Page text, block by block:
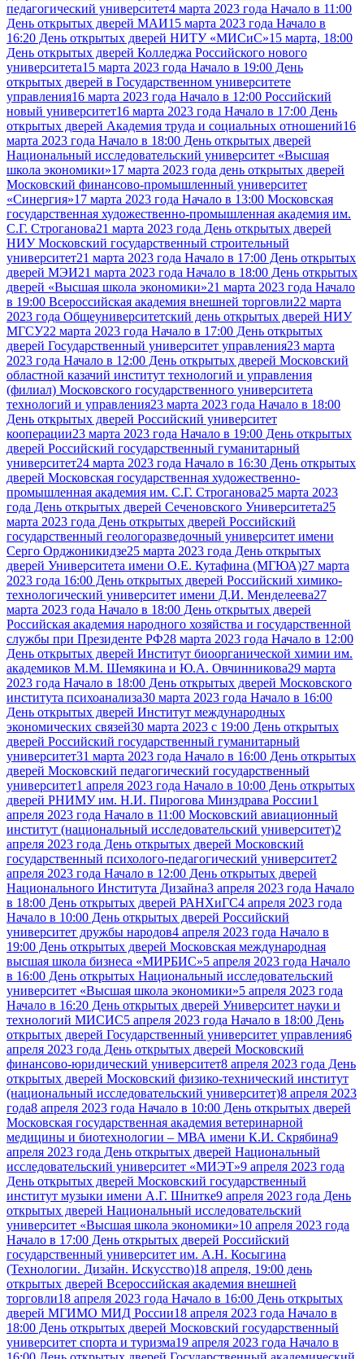
педагогический университет4 марта 2023 года Начало в 11:00
День открытых дверей МАИ15 марта 2023 года Начало в
16:20 День открытых дверей НИТУ «МИСиС»15 марта, 18:00
День открытых дверей Колледжа Российского нового
университета15 марта 2023 года Начало в 19:00 День
открытых дверей в Государственном университете
управления16 марта 2023 года Начало в 12:00 Российский
новый университет16 марта 2023 года Начало в 17:00 День
открытых дверей Академия труда и социальных отношений16
марта 2023 года Начало в 18:00 День открытых дверей
Национальный исследовательский университет «Высшая
школа экономики»17 марта 2023 года день открытых дверей
Московский финансово-промышленный университет
«Синергия»17 марта 2023 года Начало в 13:00 Московская
государственная художественно-промышленная академия им.
С.Г. Строганова21 марта 2023 года День открытых дверей
НИУ Московский государственный строительный
университет21 марта 2023 года Начало в 17:00 День открытых
дверей МЭИ21 марта 2023 года Начало в 18:00 День открытых
дверей «Высшая школа экономики»21 марта 2023 года Начало
в 19:00 Всероссийская академия внешней торговли22 марта
2023 года Общеуниверситетский день открытых дверей НИУ
МГСУ22 марта 2023 года Начало в 17:00 День открытых
дверей Государственный университет управления23 марта
2023 года Начало в 12:00 День открытых дверей Московский
областной казачий институт технологий и управления
(филиал) Московского государственного университета
технологий и управления23 марта 2023 года Начало в 18:00
День открытых дверей Российский университет
кооперации23 марта 2023 года Начало в 19:00 День открытых
дверей Российский государственный гуманитарный
университет24 марта 2023 года Начало в 16:30 День открытых
дверей Московская государственная художественно-
промышленная академия им. С.Г. Строганова25 марта 2023
года День открытых дверей Сеченовского Университета25
марта 2023 года День открытых дверей Российский
государственный геологоразведочный университет имени
Серго Орджоникидзе25 марта 2023 года День открытых
дверей Университета имени О.Е. Кутафина (МГЮА)27 марта
2023 года 16:00 День открытых дверей Российский химико-
технологический университет имени Д.И. Менделеева27
марта 2023 года Начало в 18:00 День открытых дверей
Российская академия народного хозяйства и государственной
службы при Президенте РФ28 марта 2023 года Начало в 12:00
День открытых дверей Институт биоорганической химии им.
академиков М.М. Шемякина и Ю.А. Овчинникова29 марта
2023 года Начало в 18:00 День открытых дверей Московского
института психоанализа30 марта 2023 года Начало в 16:00
День открытых дверей Институт международных
экономических связей30 марта 2023 с 19:00 День открытых
дверей Российский государственный гуманитарный
университет31 марта 2023 года Начало в 16:00 День открытых
дверей Московский педагогический государственный
университет1 апреля 2023 года Начало в 10:00 День открытых
дверей РНИМУ им. Н.И. Пирогова Минздрава России1
апреля 2023 года Начало в 11:00 Московский авиационный
институт (национальный исследовательский университет)2
апреля 2023 года День открытых дверей Московский
государственный психолого-педагогический университет2
апреля 2023 года Начало в 12:00 День открытых дверей
Национального Института Дизайна3 апреля 2023 года Начало
в 18:00 День открытых дверей РАНХиГС4 апреля 2023 года
Начало в 10:00 День открытых дверей Российский
университет дружбы народов4 апреля 2023 года Начало в
19:00 День открытых дверей Московская международная
высшая школа бизнеса «МИРБИС»5 апреля 2023 года Начало
в 16:00 День открытых Национальный исследовательский
университет «Высшая школа экономики»5 апреля 2023 года
Начало в 16:20 День открытых дверей Университет науки и
технологий МИСИС5 апреля 2023 года Начало в 18:00 День
открытых дверей Государственный университет управления6
апреля 2023 года День открытых дверей Московский
финансово-юридический университет8 апреля 2023 года День
открытых дверей Московский физико-технический институт
(национальный исследовательский университет)8 апреля 2023
года8 апреля 2023 года Начало в 10:00 День открытых дверей
Московская государственная академия ветеринарной
медицины и биотехнологии – МВА имени К.И. Скрябина9
апреля 2023 года День открытых дверей Национальный
исследовательский университет «МИЭТ»9 апреля 2023 года
День открытых дверей Московский государственный
институт музыки имени А.Г. Шнитке9 апреля 2023 года День
открытых дверей Национальный исследовательский
университет «Высшая школа экономики»10 апреля 2023 года
Начало в 17:00 День открытых дверей Российский
государственный университет им. А.Н. Косыгина
(Технологии. Дизайн. Искусство)18 апреля, 19:00 день
открытых дверей Всероссийская академия внешней
торговли18 апреля 2023 года Начало в 16:00 День открытых
дверей МГИМО МИД России18 апреля 2023 года Начало в
18:00 День открытых дверей Московский государственный
университет спорта и туризма19 апреля 2023 года Начало в